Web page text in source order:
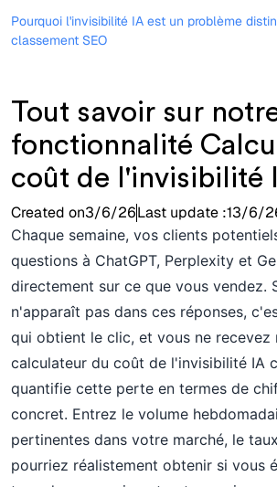
Pourquoi l'invisibilité IA est un problème
classement SEO
Tout savoir sur
fonctionnalité
coût de l'invisibilité
Created on3/6/26Last update :13/6/
Chaque semaine, vos clients
questions à ChatGPT, Perplexity et
directement sur ce que vous vendez.
n'apparaît pas dans ces réponses,
qui obtient le clic, et vous ne recevez
calculateur du coût de l'invisibilité IA
quantifie cette perte en termes de
concret. Entrez le volume
pertinentes dans votre marché, le
pourriez réalistement obtenir si vous